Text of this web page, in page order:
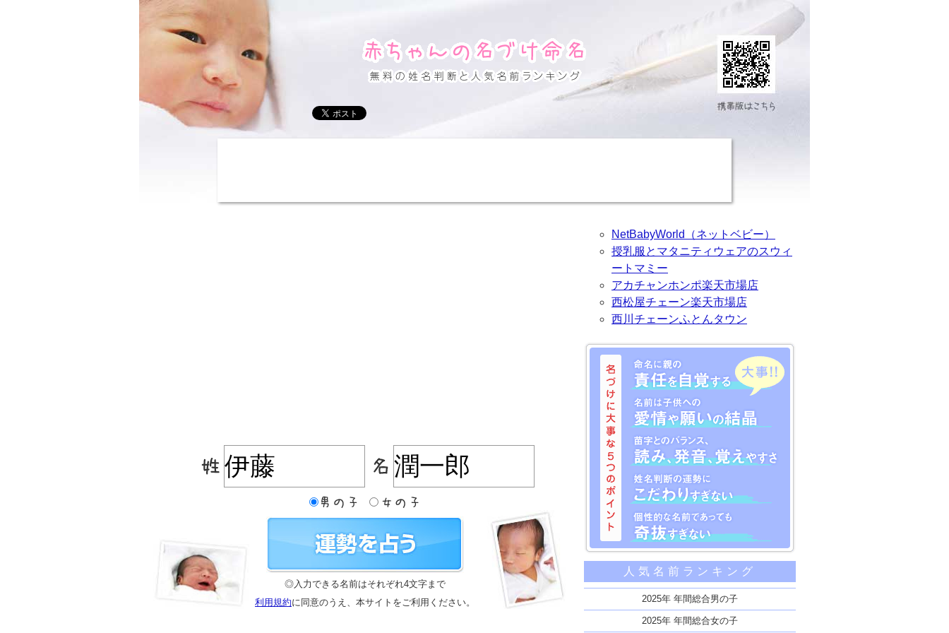
◎入力できる名前はそれぞれ4文字まで
利用規約に同意のうえ、本サイトをご利用ください。
NetBabyWorld（ネットベビー）
授乳服とマタニティウェアのスウィ
ートマミー
アカチャンホンポ楽天市場店
西松屋チェーン楽天市場店
西川チェーンふとんタウン
名づけに大事な5つのポイント
命名に親の責任を自覚する
名前は子供への愛情や願いの結晶
苗字とのバランス、読み、発音、覚えやすさ
姓名判断の運勢にこだわりすぎない
人気名前ランキング
2025年 年間総合男の子
2025年 年間総合女の子